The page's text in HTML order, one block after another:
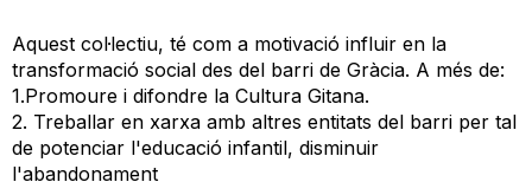
Aquest col·lectiu, té com a motivació influir en la
transformació social des del barri de Gràcia. A més de:
1.Promoure i difondre la Cultura Gitana.
2. Treballar en xarxa amb altres entitats del barri per tal
de potenciar l'educació infantil, disminuir
l'abandonament